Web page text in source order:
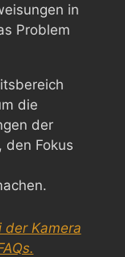
in
Problem
die
der
den Fokus
der Kamera